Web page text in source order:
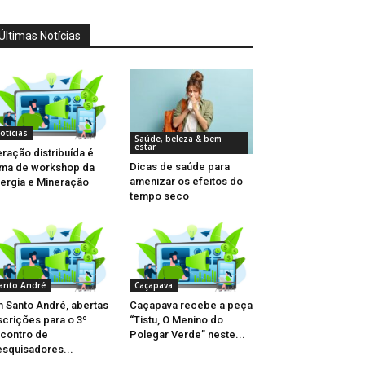
Notícias
distribuída é
de workshop da
e Mineração
Saúde, beleza & bem
estar
Dicas de saúde para
amenizar os efeitos do
tempo seco
André
Santo André, abertas
para o 3º
de
Caçapava
Caçapava recebe a peça
“Tistu, O Menino do
Polegar Verde” neste...